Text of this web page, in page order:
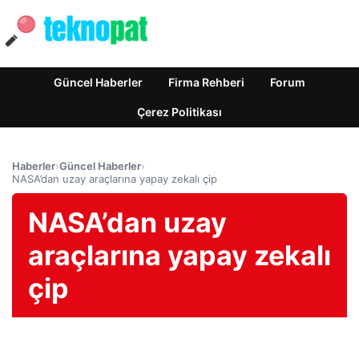
Güncel Haberler Firma Rehberi Forum
Çerez Politikası
Haberler›Güncel Haberler›
NASA’dan uzay araçlarına yapay zekalı çip
NASA’dan uzay
araçlarına yapay zekalı
çip